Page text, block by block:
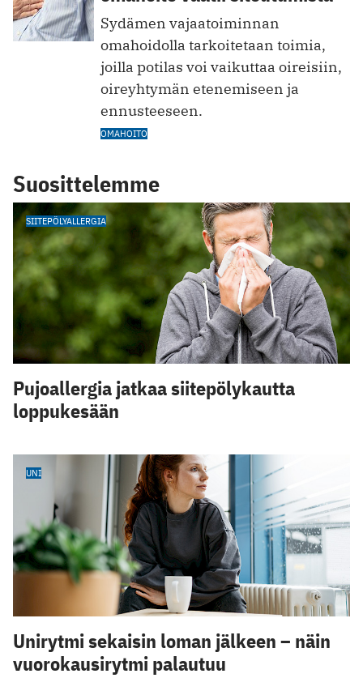
Sydämen vajaatoiminnan
omahoidolla tarkoitetaan toimia,
joilla potilas voi vaikuttaa oireisiin,
oireyhtymän etenemiseen ja
ennusteeseen.
OMAHOITO
Suosittelemme
SIITEPÖLYALLERGIA
Pujoallergia jatkaa siitepölykautta
loppukesään
UNI
Unirytmi sekaisin loman jälkeen – näin
vuorokausirytmi palautuu